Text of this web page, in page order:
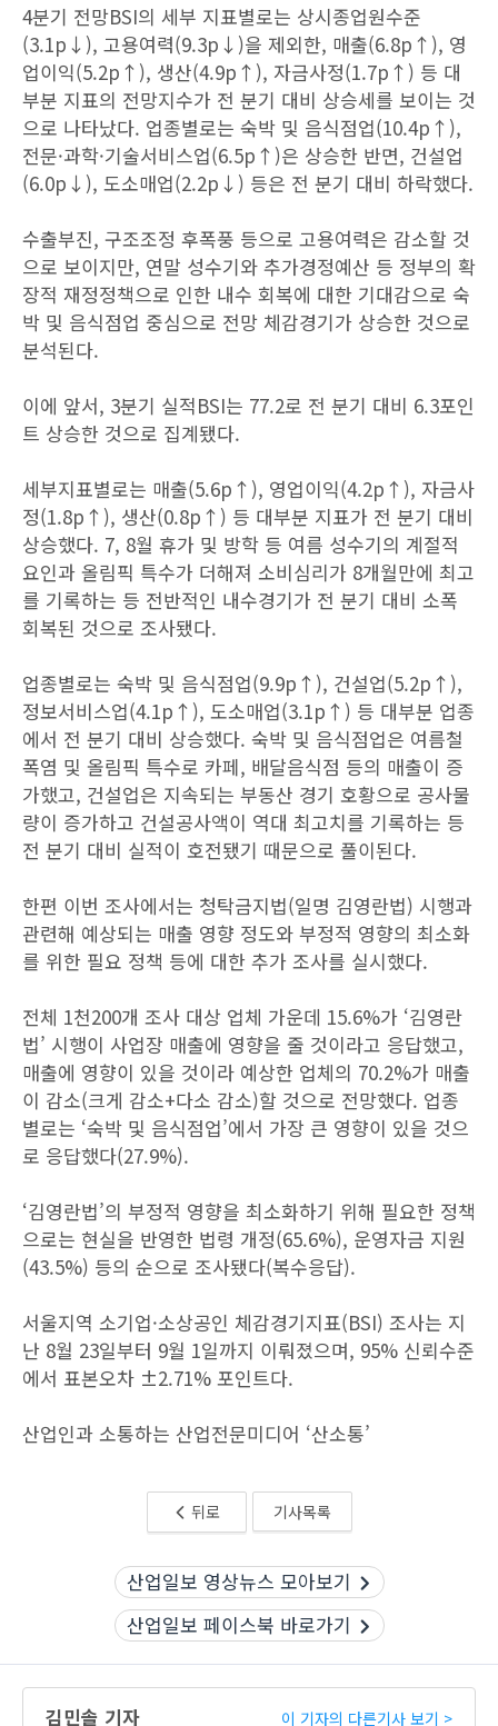
4분기 전망BSI의 세부 지표별로는 상시종업원수준
(3.1p↓), 고용여력(9.3p↓)을 제외한, 매출(6.8p↑), 영
업이익(5.2p↑), 생산(4.9p↑), 자금사정(1.7p↑) 등 대
부분 지표의 전망지수가 전 분기 대비 상승세를 보이는 것
으로 나타났다. 업종별로는 숙박 및 음식점업(10.4p↑),
전문·과학·기술서비스업(6.5p↑)은 상승한 반면, 건설업
(6.0p↓), 도소매업(2.2p↓) 등은 전 분기 대비 하락했다.
수출부진, 구조조정 후폭풍 등으로 고용여력은 감소할 것
으로 보이지만, 연말 성수기와 추가경정예산 등 정부의 확
장적 재정정책으로 인한 내수 회복에 대한 기대감으로 숙
박 및 음식점업 중심으로 전망 체감경기가 상승한 것으로
분석된다.
이에 앞서, 3분기 실적BSI는 77.2로 전 분기 대비 6.3포인
트 상승한 것으로 집계됐다.
세부지표별로는 매출(5.6p↑), 영업이익(4.2p↑), 자금사
정(1.8p↑), 생산(0.8p↑) 등 대부분 지표가 전 분기 대비
상승했다. 7, 8월 휴가 및 방학 등 여름 성수기의 계절적
요인과 올림픽 특수가 더해져 소비심리가 8개월만에 최고
를 기록하는 등 전반적인 내수경기가 전 분기 대비 소폭
회복된 것으로 조사됐다.
업종별로는 숙박 및 음식점업(9.9p↑), 건설업(5.2p↑),
정보서비스업(4.1p↑), 도소매업(3.1p↑) 등 대부분 업종
에서 전 분기 대비 상승했다. 숙박 및 음식점업은 여름철
폭염 및 올림픽 특수로 카페, 배달음식점 등의 매출이 증
가했고, 건설업은 지속되는 부동산 경기 호황으로 공사물
량이 증가하고 건설공사액이 역대 최고치를 기록하는 등
전 분기 대비 실적이 호전됐기 때문으로 풀이된다.
한편 이번 조사에서는 청탁금지법(일명 김영란법) 시행과
관련해 예상되는 매출 영향 정도와 부정적 영향의 최소화
를 위한 필요 정책 등에 대한 추가 조사를 실시했다.
전체 1천200개 조사 대상 업체 가운데 15.6%가 ‘김영란
법’ 시행이 사업장 매출에 영향을 줄 것이라고 응답했고,
매출에 영향이 있을 것이라 예상한 업체의 70.2%가 매출
이 감소(크게 감소+다소 감소)할 것으로 전망했다. 업종
별로는 ‘숙박 및 음식점업’에서 가장 큰 영향이 있을 것으
로 응답했다(27.9%).
‘김영란법’의 부정적 영향을 최소화하기 위해 필요한 정책
으로는 현실을 반영한 법령 개정(65.6%), 운영자금 지원
(43.5%) 등의 순으로 조사됐다(복수응답).
서울지역 소기업·소상공인 체감경기지표(BSI) 조사는 지
난 8월 23일부터 9월 1일까지 이뤄졌으며, 95% 신뢰수준
에서 표본오차 ±2.71% 포인트다.
산업인과 소통하는 산업전문미디어 ‘산소통’
뒤로 기사목록
산업일보 영상뉴스 모아보기
산업일보 페이스북 바로가기
김민솔 기자 이 기자의 다른기사 보기 >